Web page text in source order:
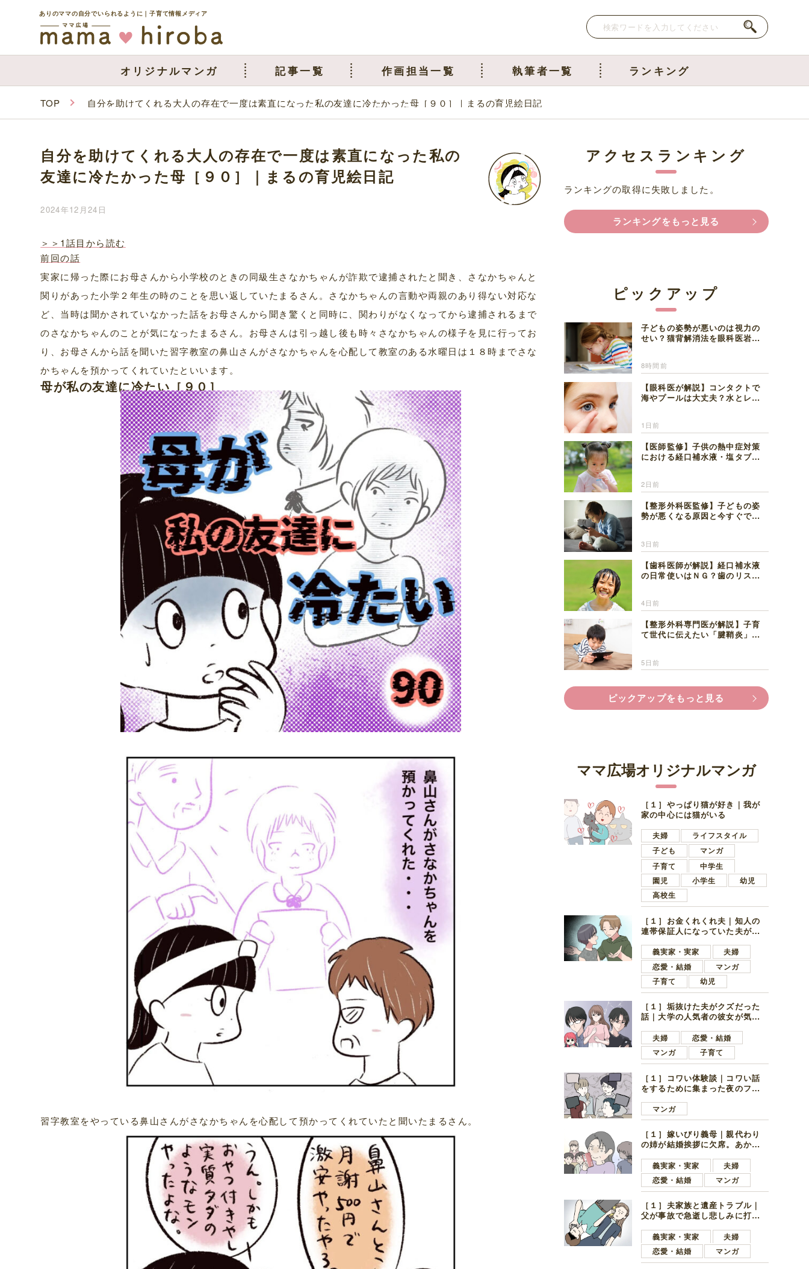
ありのママの自分でいられるように｜子育て情報メディア
オリジナルマンガ 記事一覧 作画担当一覧 執筆者一覧 ランキング
TOP 自分を助けてくれる大人の存在で一度は素直になった私の友達に冷たかった母［９０］｜まるの育児絵日記
自分を助けてくれる大人の存在で一度は素直になった私の
友達に冷たかった母［９０］｜まるの育児絵日記
2024年12月24日
＞＞1話目から読む
前回の話
実家に帰った際にお母さんから小学校のときの同級生さなかちゃんが詐欺で逮捕されたと聞き、さなかちゃんと
関りがあった小学２年生の時のことを思い返していたまるさん。さなかちゃんの言動や両親のあり得ない対応な
ど、当時は聞かされていなかった話をお母さんから聞き驚くと同時に、関わりがなくなってから逮捕されるまで
のさなかちゃんのことが気になったまるさん。お母さんは引っ越し後も時々さなかちゃんの様子を見に行ってお
り、お母さんから話を聞いた習字教室の鼻山さんがさなかちゃんを心配して教室のある水曜日は１８時までさな
かちゃんを預かってくれていたといいます。
母が私の友達に冷たい［９０］
習字教室をやっている鼻山さんがさなかちゃんを心配して預かってくれていたと聞いたまるさん。
アクセスランキング
ランキングの取得に失敗しました。
ランキングをもっと見る
ピックアップ
子どもの姿勢が悪いのは視力の
せい？猫背解消法を眼科医岩見
8時間前
【眼科医が解説】コンタクトで
海やプールは大丈夫？水とレン
1日前
【医師監修】子供の熱中症対策
における経口補水液・塩タブレ
2日前
【整形外科医監修】子どもの姿
勢が悪くなる原因と今すぐでき
3日前
【歯科医師が解説】経口補水液
の日常使いはＮＧ？歯のリスク
4日前
【整形外科専門医が解説】子育
て世代に伝えたい「腱鞘炎」の
5日前
ピックアップをもっと見る
ママ広場オリジナルマンガ
［１］やっぱり猫が好き｜我が
家の中心には猫がいる
夫婦
ライフスタイル
子ども
マンガ
子育て
中学生
園児
小学生
幼児
高校生
［１］お金くれくれ夫｜知人の
連帯保証人になっていた夫が家
言ってきた
義実家・実家
夫婦
恋愛・結婚
マンガ
子育て
幼児
［１］垢抜けた夫がクズだった
話｜大学の人気者の彼女が気に
子学生
夫婦
恋愛・結婚
マンガ
子育て
［１］コワい体験談｜コワい話
をするために集まった夜のファ
好きの男の子ママ
マンガ
［１］嫁いびり義母｜親代わり
の姉が結婚挨拶に欠席。あから
義実家・実家
夫婦
恋愛・結婚
マンガ
［１］夫家族と遺産トラブル｜
父が事故で急逝し悲しみに打ち
ます夫
義実家・実家
夫婦
恋愛・結婚
マンガ